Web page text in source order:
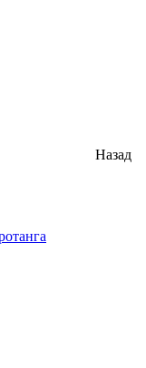
Назад